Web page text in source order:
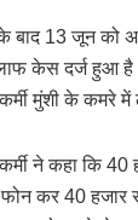
बाद 13 जून को
केस दर्ज हुआ
मुंशी के कमरे
ने कहा कि
फोन कर 40 हजार